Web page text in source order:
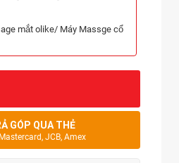
mắt olike/ Máy Massge cổ
GÓP QUA THẺ
JCB, Amex